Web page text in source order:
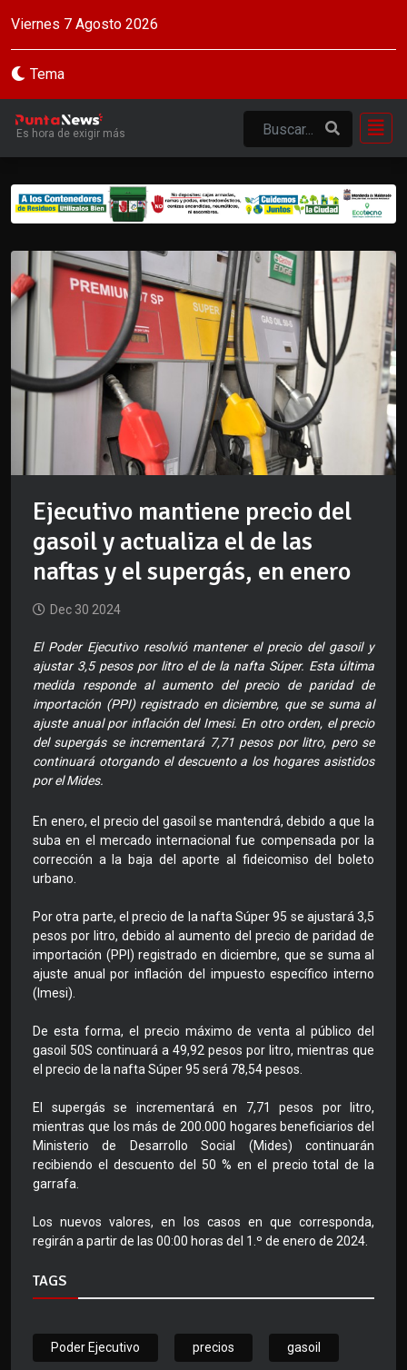
Viernes 7 Agosto 2026
Tema
Es hora de exigir más
Ejecutivo mantiene precio del
gasoil y actualiza el de las
naftas y el supergás, en enero
Dec 30 2024
El Poder Ejecutivo resolvió mantener el precio del gasoil y
ajustar 3,5 pesos por litro el de la nafta Súper. Esta última
medida responde al aumento del precio de paridad de
importación (PPI) registrado en diciembre, que se suma al
ajuste anual por inflación del Imesi. En otro orden, el precio
del supergás se incrementará 7,71 pesos por litro, pero se
continuará otorgando el descuento a los hogares asistidos
por el Mides.
En enero, el precio del gasoil se mantendrá, debido a que la
suba en el mercado internacional fue compensada por la
corrección a la baja del aporte al fideicomiso del boleto
urbano.
Por otra parte, el precio de la nafta Súper 95 se ajustará 3,5
pesos por litro, debido al aumento del precio de paridad de
importación (PPI) registrado en diciembre, que se suma al
ajuste anual por inflación del impuesto específico interno
(Imesi).
De esta forma, el precio máximo de venta al público del
gasoil 50S continuará a 49,92 pesos por litro, mientras que
el precio de la nafta Súper 95 será 78,54 pesos.
El supergás se incrementará en 7,71 pesos por litro,
mientras que los más de 200.000 hogares beneficiarios del
Ministerio de Desarrollo Social (Mides) continuarán
recibiendo el descuento del 50 % en el precio total de la
garrafa.
Los nuevos valores, en los casos en que corresponda,
regirán a partir de las 00:00 horas del 1.º de enero de 2024.
TAGS
Poder Ejecutivo precios gasoil